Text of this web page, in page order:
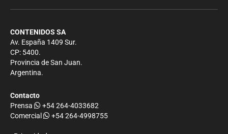
CONTENIDOS SA
Av. España 1409 Sur.
CP: 5400.
Provincia de San Juan.
Argentina.
Contacto
Prensa
+54 264-4033682
Comercial
+54 264-4998755